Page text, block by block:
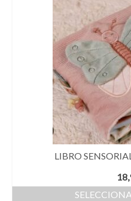
LIBRO